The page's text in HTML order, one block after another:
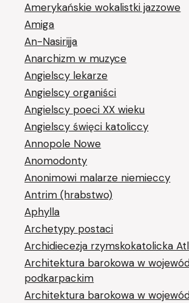
Amerykańskie wokalistki jazzowe
Amiga
An-Nasirijja
Anarchizm w muzyce
Angielscy lekarze
Angielscy organiści
Angielscy poeci XX wieku
Angielscy święci katoliccy
Annopole Nowe
Anomodonty
Anonimowi malarze niemieccy
Antrim (hrabstwo)
Aphylla
Archetypy postaci
Archidiecezja rzymskokatolicka
Architektura barokowa w
podkarpackim
Architektura barokowa w